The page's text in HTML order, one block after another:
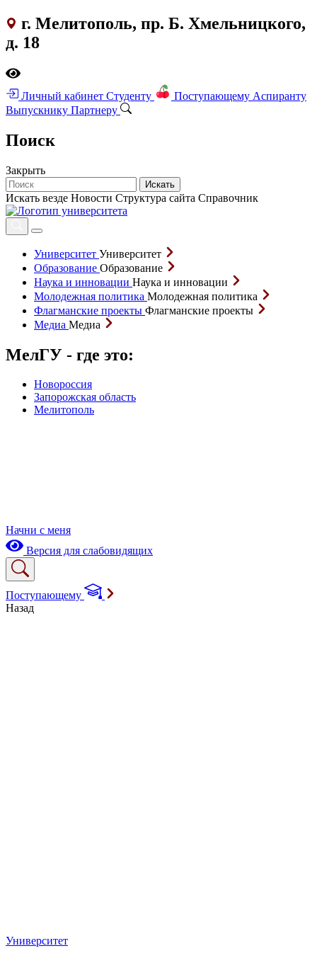
г. Мелитополь, пр. Б. Хмельницкого,
д. 18
Личный кабинет Студенту Поступающему Аспиранту
Выпускнику Партнеру
Поиск
Закрыть
Искать
Искать везде Новости Структура сайта Справочник
Университет Университет
Образование Образование
Наука и инновации Наука и инновации
Молодежная политика Молодежная политика
Флагманские проекты Флагманские проекты
Медиа Медиа
МелГУ - где это:
Новороссия
Запорожская область
Мелитополь
Начни с меня
Версия для слабовидящих
Поступающему
Назад
Университет